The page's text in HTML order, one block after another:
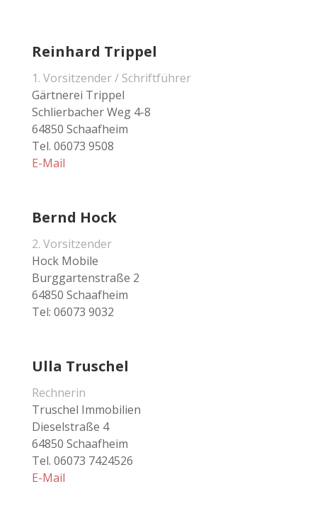
Reinhard Trippel
1. Vorsitzender / Schriftführer
Gärtnerei Trippel
Schlierbacher Weg 4-8
64850 Schaafheim
Tel. 06073 9508
E-Mail
Bernd Hock
2. Vorsitzender
Hock Mobile
Burggartenstraße 2
64850 Schaafheim
Tel: 06073 9032
Ulla Truschel
Rechnerin
Truschel Immobilien
Dieselstraße 4
64850 Schaafheim
Tel. 06073 7424526
E-Mail